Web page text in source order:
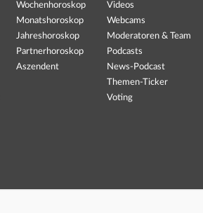
Wochenhoroskop
Monatshoroskop
Jahreshoroskop
Partnerhoroskop
Aszendent
Videos
Webcams
Moderatoren & Team
Podcasts
News-Podcast
Themen-Ticker
Voting